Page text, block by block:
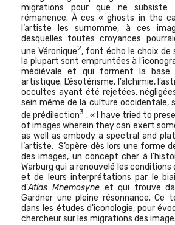
migrations pour que ne subsiste
rémanence. À ces « ghosts in the
l’artiste les surnomme, à ces
desquelles toutes croyances
une Véronique2, font écho le choix de
la plupart sont empruntées à
médiévale et qui forment la base
artistique. L’ésotérisme, l’alchimie,
occultes ayant été rejetées,
sein même de la culture occidentale,
de prédilection3 : « I have tried to
of images wherein they can exert
as well as embody a spectral and
l’artiste. S’opère dès lors une forme
des images, un concept cher à
Warburg qui a renouvelé les conditions
et de leurs interprétations par le
d’Atlas Mnemosyneet qui trouve
Gardner une pleine résonnance. Ce
dans les études d'iconologie, pour
chercheur sur les migrations des